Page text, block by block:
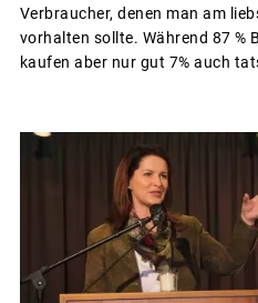
Verbraucher, denen man am
vorhalten sollte. Während 87 %
kaufen aber nur gut 7% auch